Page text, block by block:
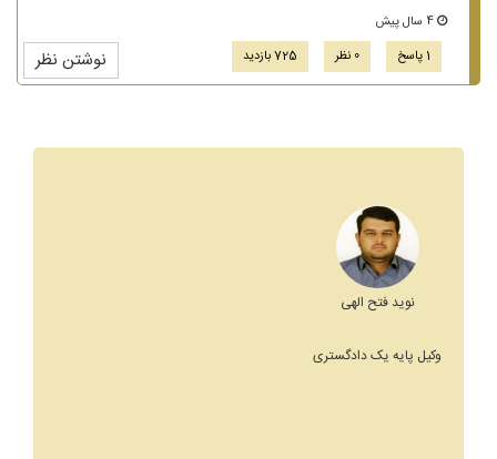
1 پاسخ
0 نظر 725 بازدید نوشتن نظر
نوید فتح الهی
وکیل پایه یک دادگستری